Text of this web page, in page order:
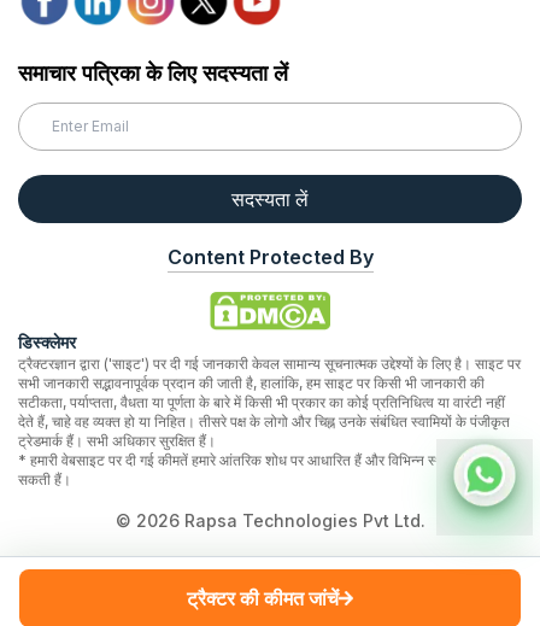
ट्रैक्टर की कीमत जांचें
समाचार पत्रिका के लिए सदस्यता लें
सदस्यता लें
Content Protected By
डिस्क्लेमर
ट्रैक्टरज्ञान द्वारा ('साइट') पर दी गई जानकारी केवल सामान्य सूचनात्मक उद्देश्यों के लिए है। साइट पर
सभी जानकारी सद्भावनापूर्वक प्रदान की जाती है, हालांकि, हम साइट पर किसी भी जानकारी की
सटीकता, पर्याप्तता, वैधता या पूर्णता के बारे में किसी भी प्रकार का कोई प्रतिनिधित्व या वारंटी नहीं
देते हैं, चाहे वह व्यक्त हो या निहित। तीसरे पक्ष के लोगो और चिह्न उनके संबंधित स्वामियों के पंजीकृत
ट्रेडमार्क हैं। सभी अधिकार सुरक्षित हैं।
* हमारी वेबसाइट पर दी गई कीमतें हमारे आंतरिक शोध पर आधारित हैं और विभिन्न स्थानों पर भिन्न हो
सकती हैं।
© 2026Rapsa Technologies Pvt Ltd.